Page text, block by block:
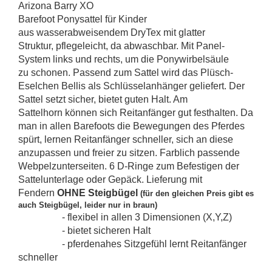
Arizona Barry XO
Barefoot Ponysattel für Kinder
aus wasserabweisendem DryTex mit glatter
Struktur, pflegeleicht, da abwaschbar. Mit Panel-
System links und rechts, um die Ponywirbelsäule
zu schonen. Passend zum Sattel wird das Plüsch-
Eselchen Bellis als Schlüsselanhänger geliefert. Der
Sattel setzt sicher, bietet guten Halt. Am
Sattelhorn können sich Reitanfänger gut festhalten. Da
man in allen Barefoots die Bewegungen des Pferdes
spürt, lernen Reitanfänger schneller, sich an diese
anzupassen und freier zu sitzen. Farblich passende
Webpelzunterseiten. 6 D-Ringe zum Befestigen der
Sattelunterlage oder Gepäck. Lieferung mit
Fendern OHNE Steigbügel (für den gleichen Preis gibt es
auch Steigbügel, leider nur in braun)
- flexibel in allen 3 Dimensionen (X,Y,Z)
- bietet sicheren Halt
- pferdenahes Sitzgefühl lernt Reitanfänger
schneller